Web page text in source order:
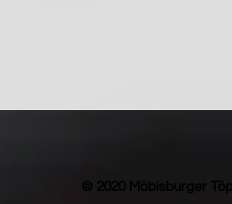
© 2020 Möbisburger